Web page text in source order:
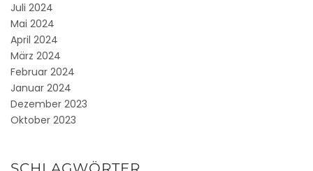
Juli 2024
Mai 2024
April 2024
März 2024
Februar 2024
Januar 2024
Dezember 2023
Oktober 2023